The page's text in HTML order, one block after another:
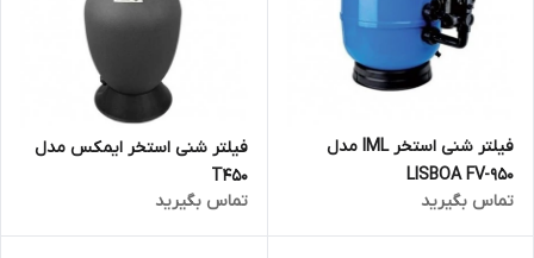
فیلتر شنی استخر IML مدل
LISBOA FV-950
تماس بگیرید
فیلتر شنی استخر ایمکس مدل
T450
تماس بگیرید